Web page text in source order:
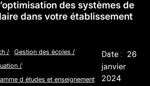
des systèmes de
dans votre établissement
/ Gestion des écoles /
/
d études et enseignement
Date :
26
janvier
2024